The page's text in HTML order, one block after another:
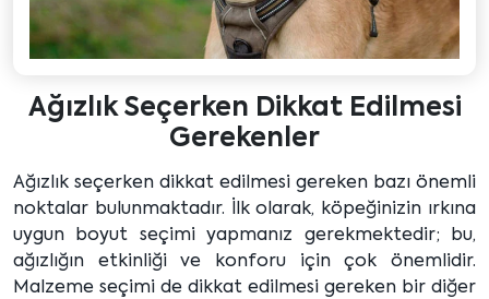
Ağızlık Seçerken Dikkat Edilmesi
Gerekenler
Ağızlık seçerken dikkat edilmesi gereken bazı önemli
noktalar bulunmaktadır. İlk olarak, köpeğinizin ırkına
uygun boyut seçimi yapmanız gerekmektedir; bu,
ağızlığın etkinliği ve konforu için çok önemlidir.
Malzeme seçimi de dikkat edilmesi gereken bir diğer